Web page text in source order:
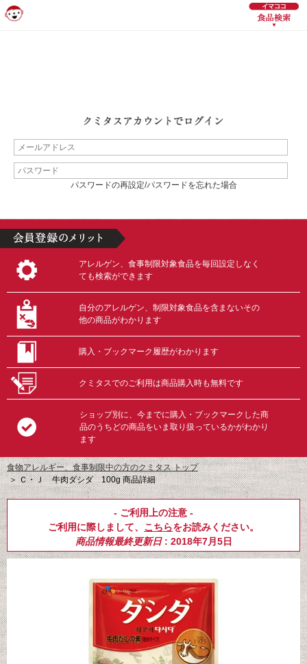
パスワードの再設定/パスワードを忘れた場合
アレルゲン、食事制限対象食品を毎回設定しなく
ても検索ができます
自分のアレルゲン、制限対象食品を含まないその
他の商品がわかります
購入・ブックマーク履歴がわかります
クミタスでのご利用は商品購入時も無料です
ショップ別に、今までに購入・ブックマークした商
品のうちどの商品をいま取り扱っているかがわかり
ます
食物アレルギー、食事制限中の方のクミタス トップ
＞Ｃ・Ｊ 牛肉ダシダ 100g 商品詳細
- ご利用上の注意 -
ご利用に際しまして、 こちらをお読みください。
商品情報最終更新日: 2018年7月5日